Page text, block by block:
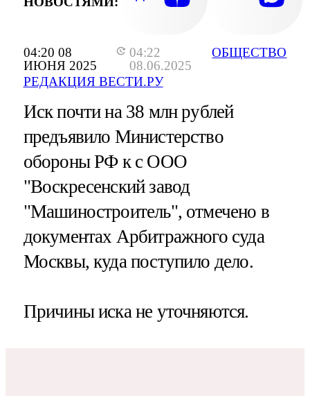
04:20 08
ИЮНЯ 2025
04:22
08.06.2025
РЕДАКЦИЯ ВЕСТИ.РУ
ОБЩЕСТВО
Иск почти на 38 млн рублей
предъявило Министерство
обороны РФ к с ООО
"Воскресенский завод
"Машиностроитель", отмечено в
документах Арбитражного суда
Москвы, куда поступило дело.
Причины иска не уточняются.